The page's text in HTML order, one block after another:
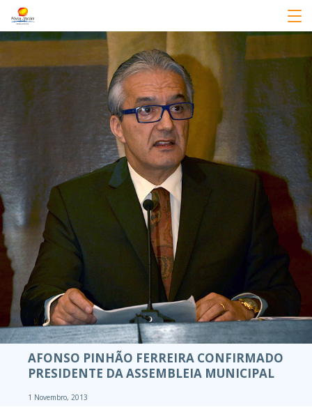
AFONSO PINHÃO FERREIRA CONFIRMADO
PRESIDENTE DA ASSEMBLEIA MUNICIPAL
1 Novembro, 2013